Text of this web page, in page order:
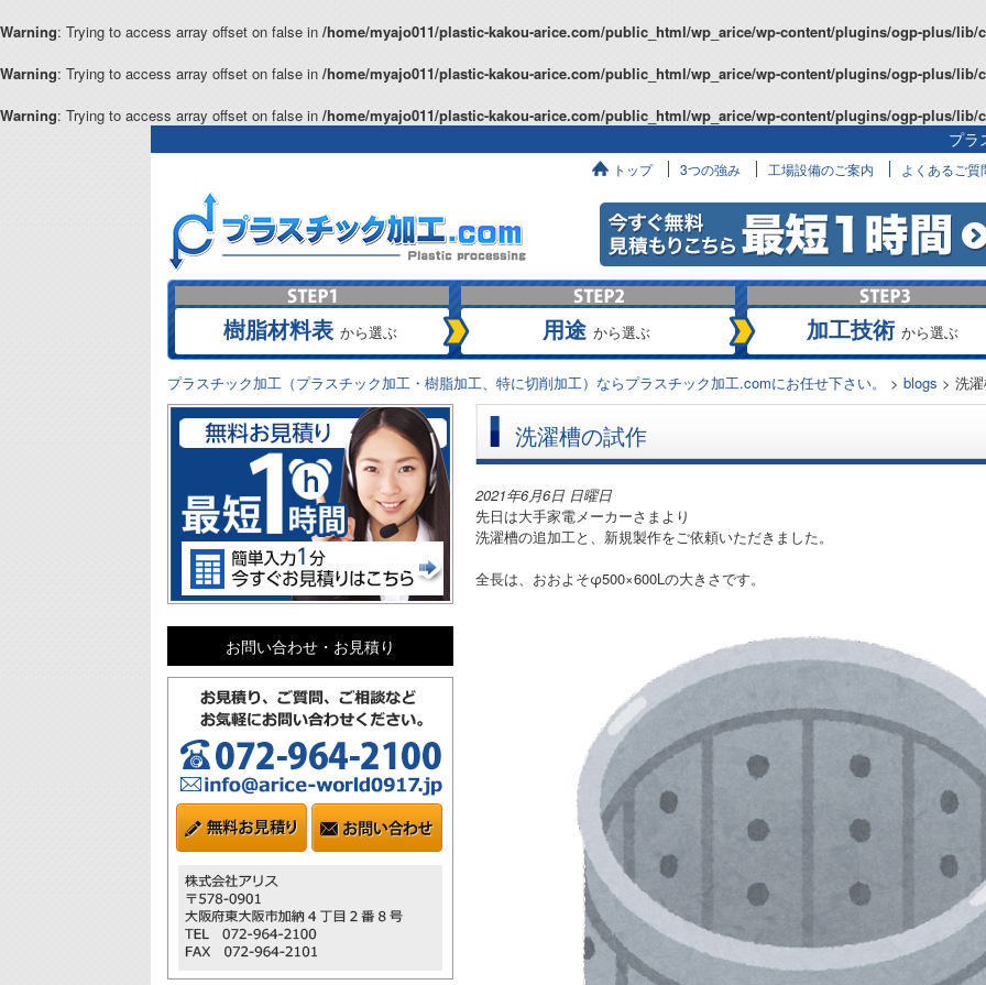
Warning: Trying to access array offset on false in /home/myajo011/plastic-kakou-arice.com/public_html/wp_arice/wp-content/plugins/ogp-plus/lib/
Warning: Trying to access array offset on false in /home/myajo011/plastic-kakou-arice.com/public_html/wp_arice/wp-content/plugins/ogp-plus/lib/
Warning: Trying to access array offset on false in /home/myajo011/plastic-kakou-arice.com/public_html/wp_arice/wp-content/plugins/ogp-plus/lib/
プラ
へ
トップ 3つの強み 工場設備のご案内 よくあるご質
樹脂材料表 から選ぶ 用途 から選ぶ 加工技術 から選ぶ
プラスチック加工（プラスチック加工・樹脂加工、特に切削加工）ならプラスチック加工.comにお任せ下さい。 > blogs > 洗
洗濯槽の試作
2021年6月6日 日曜日
先日は大手家電メーカーさまより
洗濯槽の追加工と、新規製作をご依頼いただきました。
全長は、おおよそφ500×600Lの大きさです。
お問い合わせ・お見積り